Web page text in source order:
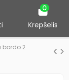
0
Krepšelis
bordo 2